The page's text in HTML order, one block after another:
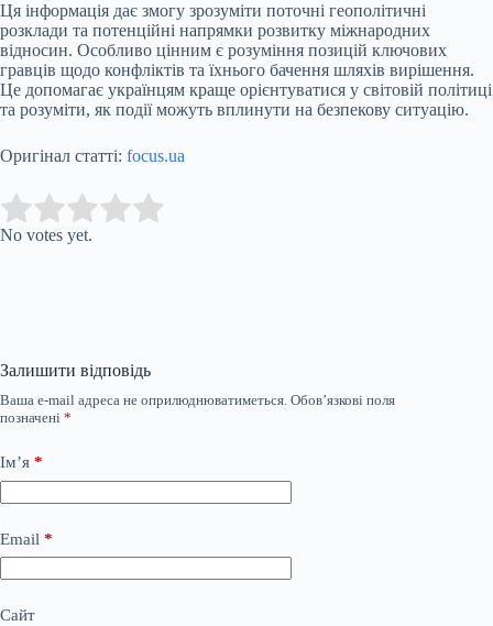
Ця інформація дає змогу зрозуміти поточні геополітичні
розклади та потенційні напрямки розвитку міжнародних
відносин. Особливо цінним є розуміння позицій ключових
гравців щодо конфліктів та їхнього бачення шляхів вирішення.
Це допомагає українцям краще орієнтуватися у світовій політиці
та розуміти, як події можуть вплинути на безпекову ситуацію.
Оригінал статті: focus.ua
Rate this item:
No votes yet.
Залишити відповідь
Ваша e-mail адреса не оприлюднюватиметься. Обов’язкові поля
позначені *
Ім’я *
Email *
Сайт